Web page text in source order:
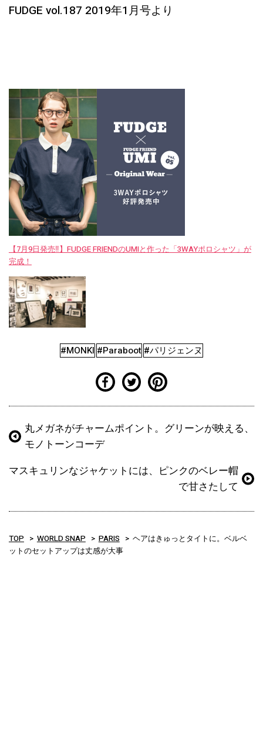
FUDGE vol.187 2019年1月号より
【7月9日発売‼︎】FUDGE FRIENDのUMIと作った「3WAYポロシャツ」が
完成！
#MONKI #Paraboot #パリジェンヌ
丸メガネがチャームポイント。グリーンが映える、
モノトーンコーデ
マスキュリンなジャケットには、ピンクのベレー帽
で甘さたして
TOP WORLD SNAP PARIS
ヘアはきゅっとタイトに。ベルベ
ットのセットアップは丈感が大事